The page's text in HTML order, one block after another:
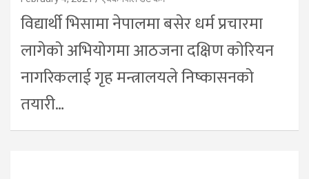
विद्यार्थी भिसामा नेपालमा बसेर धर्म प्रचारमा
लागेको अभियोगमा आठजना दक्षिण कोरियन
नागरिकलाई गृह मन्त्रालयले निष्कासनको
तयारी…